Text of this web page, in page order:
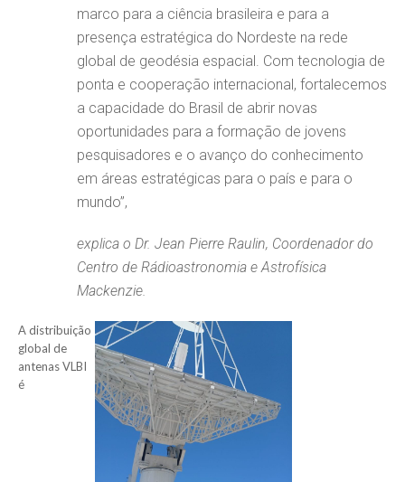
marco para a ciência brasileira e para a
presença estratégica do Nordeste na rede
global de geodésia espacial. Com tecnologia de
ponta e cooperação internacional, fortalecemos
a capacidade do Brasil de abrir novas
oportunidades para a formação de jovens
pesquisadores e o avanço do conhecimento
em áreas estratégicas para o país e para o
mundo”,
explica o Dr. Jean Pierre Raulin, Coordenador do
Centro de Rádioastronomia e Astrofísica
Mackenzie.
A distribuição
global de
antenas VLBI
é